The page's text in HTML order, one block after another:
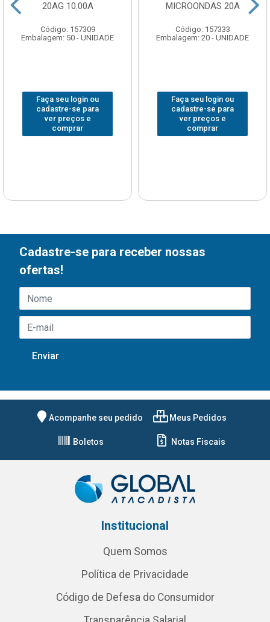
20AG 10.00A
Código: 157309
Embalagem: 50 - UNIDADE
Faça seu login ou
cadastre-se para
ver preços e
comprar
MICROONDAS 20A
Código: 157333
Embalagem: 20 - UNIDADE
Faça seu login ou
cadastre-se para
ver preços e
comprar
Cadastre-se para receber nossas
ofertas!
Acompanhe seu pedido Meus Pedidos
Boletos Notas Fiscais
Institucional
Quem Somos
Política de Privacidade
Código de Defesa do Consumidor